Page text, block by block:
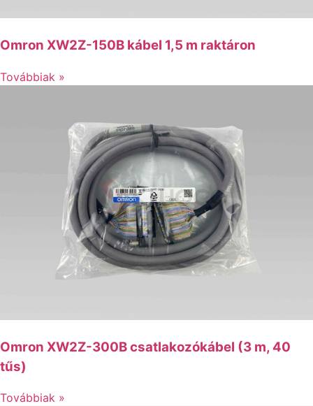
Omron XW2Z-150B kábel 1,5 m raktáron
Továbbiak »
Omron XW2Z-300B csatlakozókábel (3 m, 40
tűs)
Továbbiak »